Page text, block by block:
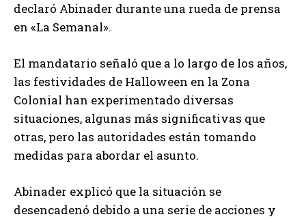
declaró Abinader durante una rueda de prensa
en «La Semanal».
El mandatario señaló que a lo largo de los años,
las festividades de Halloween en la Zona
Colonial han experimentado diversas
situaciones, algunas más significativas que
otras, pero las autoridades están tomando
medidas para abordar el asunto.
Abinader explicó que la situación se
desencadenó debido a una serie de acciones y